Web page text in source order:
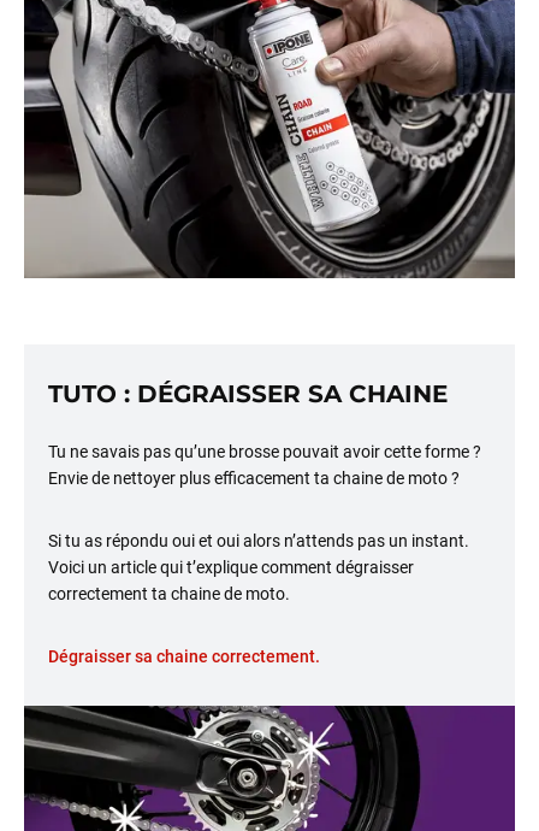
TUTO : DÉGRAISSER SA CHAINE
Tu ne savais pas qu’une brosse pouvait avoir cette forme ?
Envie de nettoyer plus efficacement ta chaine de moto ?
Si tu as répondu oui et oui alors n’attends pas un instant.
Voici un article qui t’explique comment dégraisser
correctement ta chaine de moto.
Dégraisser sa chaine correctement.